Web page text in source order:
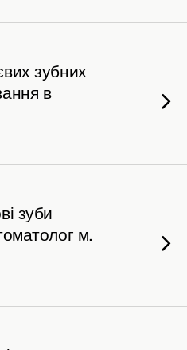
зубних
в
зуби
м.